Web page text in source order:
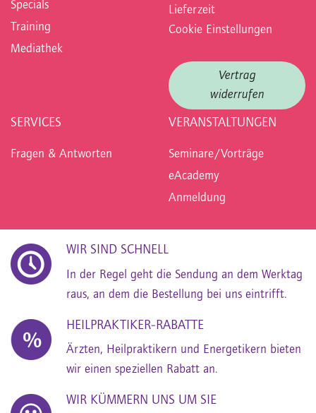
Specials
Training
Mediathek
Lieferzeit
Cookie Einstellungen
Vertrag
widerrufen
SERVICES
Fragen & Antworten
VERANSTALTUNGEN
Seminare/Vorträge
eAcademy
Anmeldung
WIR SIND SCHNELL
In der Regel geht die Sendung an dem Werktag
raus, an dem die Bestellung bei uns eintrifft.
HEILPRAKTIKER-RABATTE
Ärzten, Heilpraktikern und Energetikern bieten
wir einen speziellen Rabatt an.
WIR KÜMMERN UNS UM SIE